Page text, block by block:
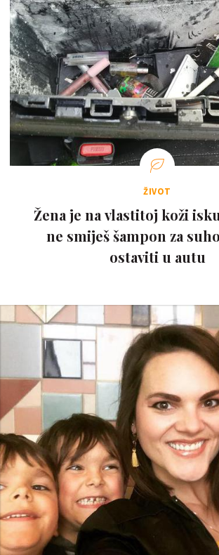
ŽIVOT
Žena je na vlastitoj koži
ne smiješ šampon za
ostaviti u autu